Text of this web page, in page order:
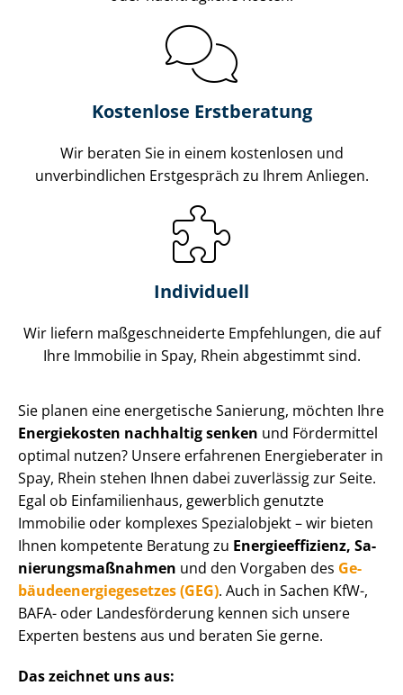
Kostenlose Erstberatung
Wir beraten Sie in einem kostenlosen und
unverbindlichen Erstgespräch zu Ihrem Anliegen.
Individuell
Wir liefern maß­ge­schnei­der­te Empfehlungen, die auf
Ihre Immobilie in Spay, Rhein abgestimmt sind.
Sie planen eine energetische Sanierung, möchten Ihre
Energiekosten nachhaltig senken und Fördermittel
optimal nutzen? Unsere erfahrenen Energieberater in
Spay, Rhein stehen Ihnen dabei zuverlässig zur Seite.
Egal ob Einfamilienhaus, gewerblich genutzte
Immobilie oder komplexes Spezialobjekt – wir bieten
Ihnen kompetente Beratung zu En­er­gie­ef­fi­zi­enz, Sa­
nie­rungs­maß­nah­men und den Vorgaben des Ge­
bäu­de­en­er­gie­ge­set­zes (GEG). Auch in Sachen KfW-,
BAFA- oder Landesförderung kennen sich unsere
Experten bestens aus und beraten Sie gerne.
Das zeichnet uns aus: